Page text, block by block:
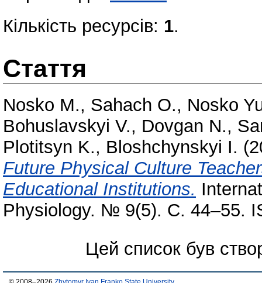
Кількість ресурсів: 1.
Стаття
Nosko M., Sahach O., Nosko
Bohuslavskyi V., Dovgan N.,
Plotitsyn K., Bloshchynskyi I.
Future Physical Culture
Educational Institutions.
Physiology. № 9(5). С. 44–55.
Цей список був